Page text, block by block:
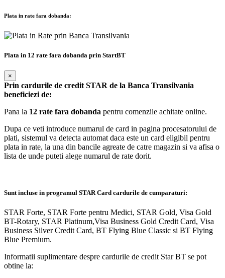
Plata in rate fara dobanda:
Plata in 12 rate fara dobanda prin StartBT
×
Prin cardurile de credit STAR de la Banca Transilvania
beneficiezi de:
Pana la 12 rate fara dobanda pentru comenzile achitate online.
Dupa ce veti introduce numarul de card in pagina procesatorului de
plati, sistemul va detecta automat daca este un card eligibil pentru
plata in rate, la una din bancile agreate de catre magazin si va afisa o
lista de unde puteti alege numarul de rate dorit.
Sunt incluse in programul STAR Card cardurile de cumparaturi:
STAR Forte, STAR Forte pentru Medici, STAR Gold, Visa Gold
BT-Rotary, STAR Platinum,Visa Business Gold Credit Card, Visa
Business Silver Credit Card, BT Flying Blue Classic si BT Flying
Blue Premium.
Informatii suplimentare despre cardurile de credit Star BT se pot
obtine la: